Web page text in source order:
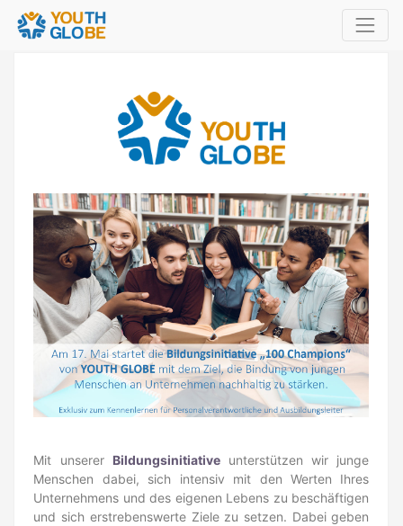
Mit unserer Bildungsinitiativeunterstützen wir junge
Menschen dabei, sich intensiv mit den Werten Ihres
Unternehmens und des eigenen Lebens zu beschäftigen
und sich erstrebenswerte Ziele zu setzen. Dabei geben